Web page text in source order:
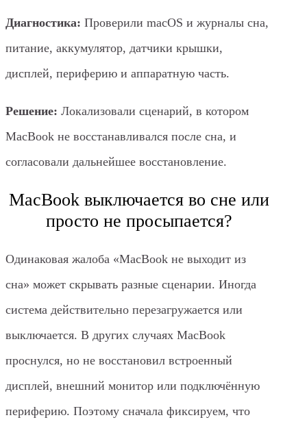
Диагностика: Проверили macOS и журналы сна,
питание, аккумулятор, датчики крышки,
дисплей, периферию и аппаратную часть.
Решение: Локализовали сценарий, в котором
MacBook не восстанавливался после сна, и
согласовали дальнейшее восстановление.
MacBook выключается во сне или
просто не просыпается?
Одинаковая жалоба «MacBook не выходит из
сна» может скрывать разные сценарии. Иногда
система действительно перезагружается или
выключается. В других случаях MacBook
проснулся, но не восстановил встроенный
дисплей, внешний монитор или подключённую
периферию. Поэтому сначала фиксируем, что